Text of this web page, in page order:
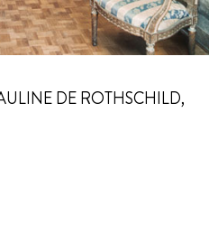
DE ROTHSCHILD,